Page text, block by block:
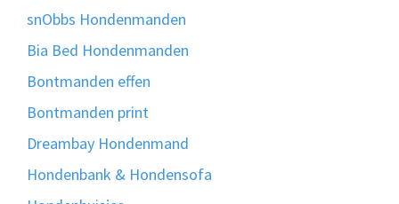
snObbs Hondenmanden
Bia Bed Hondenmanden
Bontmanden effen
Bontmanden print
Dreambay Hondenmand
Hondenbank & Hondensofa